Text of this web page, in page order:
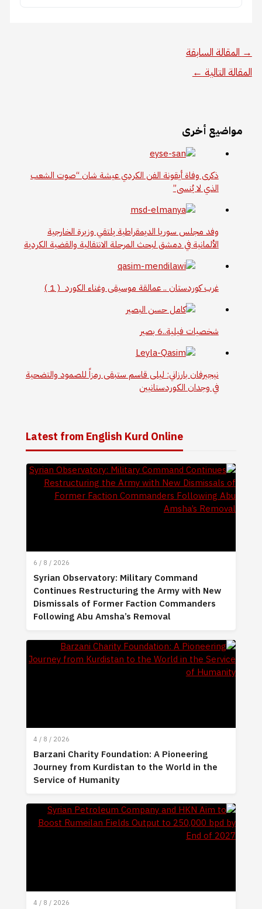
→ المقالة السابقة
المقالة التالية ←
مواضيع أخرى
ذكرى وفاة أيقونة الفن الكردي عيشة شان “صوت الشعب
الذي لا يُنسى”
وفد مجلس سوريا الديمقراطية يلتقي وزيرة الخارجية
الألمانية في دمشق لبحث المرحلة الانتقالية والقضية الكردية
غرب كوردستان .. عمالقة موسيقى وغناء الكورد ( 1 )
شخصيات فيلية..6 بصير
نيجيرفان بارزاني: ليلى قاسم ستبقى رمزاً للصمود والتضحية
في وجدان الكوردستانيين
Latest from English Kurd Online
6 / 8 / 2026
Syrian Observatory: Military Command
Continues Restructuring the Army with New
Dismissals of Former Faction Commanders
Following Abu Amsha’s Removal
4 / 8 / 2026
Barzani Charity Foundation: A Pioneering
Journey from Kurdistan to the World in the
Service of Humanity
4 / 8 / 2026